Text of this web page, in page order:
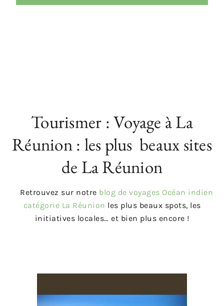
Tourismer : Voyage à La
Réunion : les plus beaux sites
de La Réunion
Retrouvez sur notre blog de voyages Océan indien
catégorie La Réunion les plus beaux spots, les
initiatives locales… et bien plus encore !